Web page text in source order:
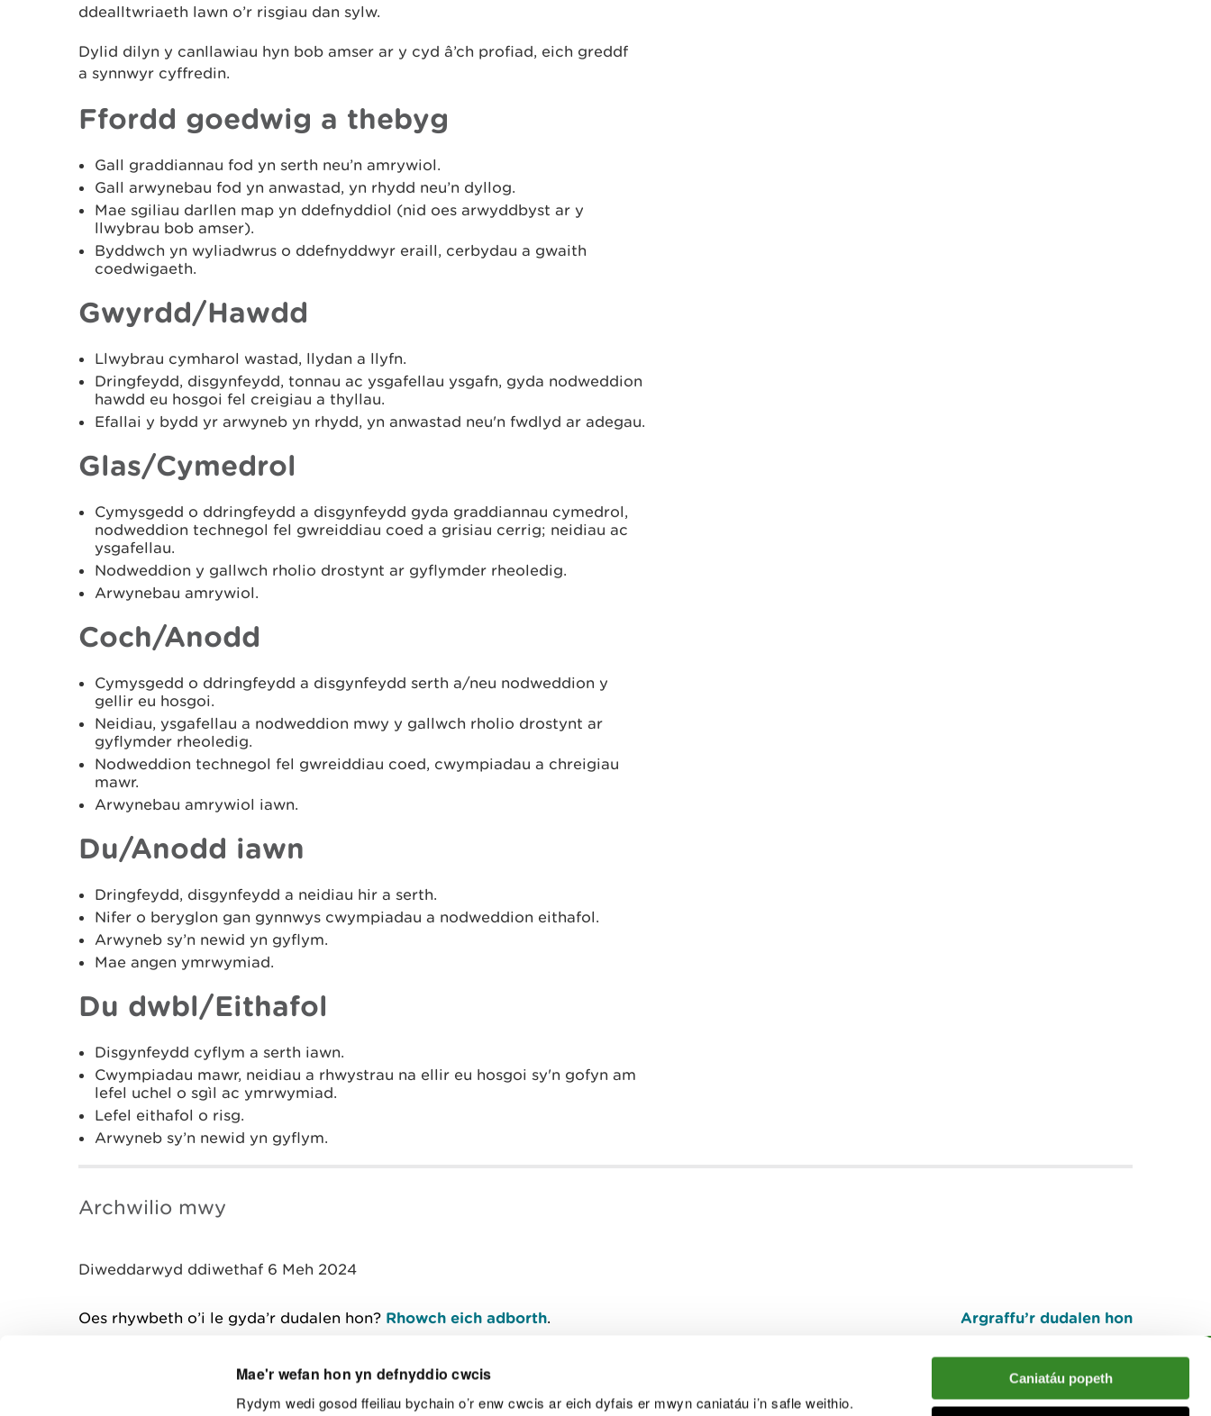
Mae'r wefan hon yn defnyddio cwcis
Rydym wedi gosod ffeiliau bychain o’r enw cwcis ar eich dyfais er mwyn caniatáu i’n safle weithio.
Caniatáu popeth
ddealltwriaeth lawn o’r risgiau dan sylw.
Dylid dilyn y canllawiau hyn bob amser ar y cyd â’ch profiad, eich greddf
a synnwyr cyffredin.
Ffordd goedwig a thebyg
Gall graddiannau fod yn serth neu’n amrywiol.
Gall arwynebau fod yn anwastad, yn rhydd neu’n dyllog.
Mae sgiliau darllen map yn ddefnyddiol (nid oes arwyddbyst ar y
llwybrau bob amser).
Byddwch yn wyliadwrus o ddefnyddwyr eraill, cerbydau a gwaith
coedwigaeth.
Gwyrdd/Hawdd
Llwybrau cymharol wastad, llydan a llyfn.
Dringfeydd, disgynfeydd, tonnau ac ysgafellau ysgafn, gyda nodweddion
hawdd eu hosgoi fel creigiau a thyllau.
Efallai y bydd yr arwyneb yn rhydd, yn anwastad neu'n fwdlyd ar adegau.
Glas/Cymedrol
Cymysgedd o ddringfeydd a disgynfeydd gyda graddiannau cymedrol,
nodweddion technegol fel gwreiddiau coed a grisiau cerrig; neidiau ac
ysgafellau.
Nodweddion y gallwch rholio drostynt ar gyflymder rheoledig.
Arwynebau amrywiol.
Coch/Anodd
Cymysgedd o ddringfeydd a disgynfeydd serth a/neu nodweddion y
gellir eu hosgoi.
Neidiau, ysgafellau a nodweddion mwy y gallwch rholio drostynt ar
gyflymder rheoledig.
Nodweddion technegol fel gwreiddiau coed, cwympiadau a chreigiau
mawr.
Arwynebau amrywiol iawn.
Du/Anodd iawn
Dringfeydd, disgynfeydd a neidiau hir a serth.
Nifer o beryglon gan gynnwys cwympiadau a nodweddion eithafol.
Arwyneb sy’n newid yn gyflym.
Mae angen ymrwymiad.
Du dwbl/Eithafol
Disgynfeydd cyflym a serth iawn.
Cwympiadau mawr, neidiau a rhwystrau na ellir eu hosgoi sy'n gofyn am
lefel uchel o sgìl ac ymrwymiad.
Lefel eithafol o risg.
Arwyneb sy’n newid yn gyflym.
Archwilio mwy
Diweddarwyd ddiwethaf 6 Meh 2024
Oes rhywbeth o’i le gyda’r dudalen hon? Rhowch eich adborth. Argraffu’r dudalen hon
I fyny